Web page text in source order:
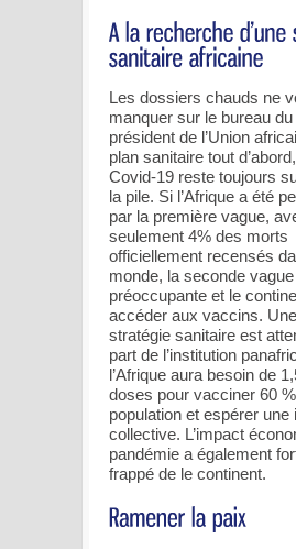
Les dossiers chauds ne
manquer sur le bureau
président de l’Union
plan sanitaire tout
Covid-19 reste toujours
la pile. Si l’Afrique a été
par la première vague,
seulement 4% des morts
officiellement recensés
monde, la seconde
préoccupante et le
accéder aux vaccins.
stratégie sanitaire est
part de l’institution
l’Afrique aura besoin de
doses pour vacciner 60
population et espérer une
collective. L’impact
pandémie a également
frappé de le continent.